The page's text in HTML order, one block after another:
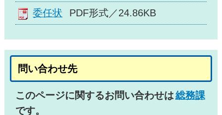
委任状 PDF形式／24.86KB
問い合わせ先
このページに関するお問い合わせは総務課
です。